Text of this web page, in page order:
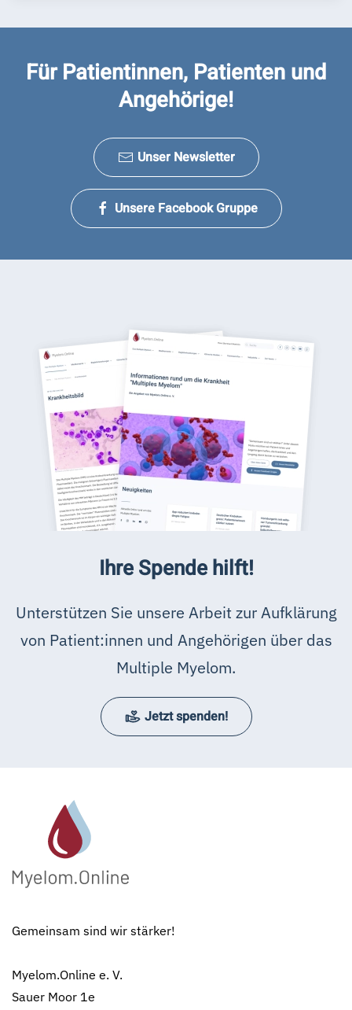
Für Patientinnen, Patienten und
Angehörige!
Unser Newsletter
Unsere Facebook Gruppe
Ihre Spende hilft!
Unterstützen Sie unsere Arbeit zur Aufklärung
von Patient:innen und Angehörigen über das
Multiple Myelom.
Jetzt spenden!
Gemeinsam sind wir stärker!
Myelom.Online e. V.
Sauer Moor 1e